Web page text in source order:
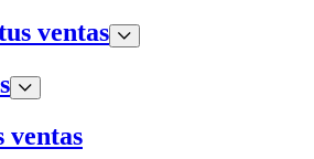
ventas
ventas